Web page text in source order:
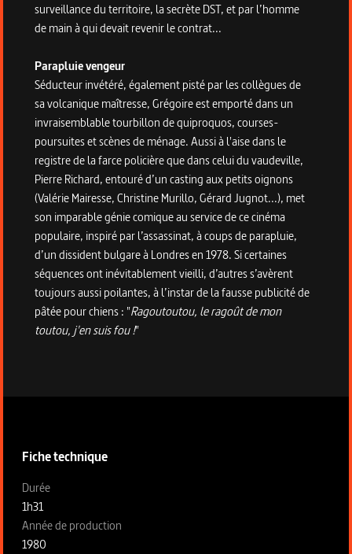
surveillance du territoire, la secrète DST, et par l’homme
de main à qui devait revenir le contrat...
Parapluie vengeur
Séducteur invétéré, également pisté par les collègues de
sa volcanique maîtresse, Grégoire est emporté dans un
invraisemblable tourbillon de quiproquos, courses-
poursuites et scènes de ménage. Aussi à l'aise dans le
registre de la farce policière que dans celui du vaudeville,
Pierre Richard, entouré d’un casting aux petits oignons
(Valérie Mairesse, Christine Murillo, Gérard Jugnot...), met
son imparable génie comique au service de ce cinéma
populaire, inspiré par l’assassinat, à coups de parapluie,
d’un dissident bulgare à Londres en 1978. Si certaines
séquences ont inévitablement vieilli, d’autres s’avèrent
toujours aussi poilantes, à l’instar de la fausse publicité de
pâtée pour chiens : "Ragoutoutou, le ragoût de mon
toutou, j'en suis fou !"
Fiche technique
Fiche technique section gauche
Durée
1h31
Année de production
1980